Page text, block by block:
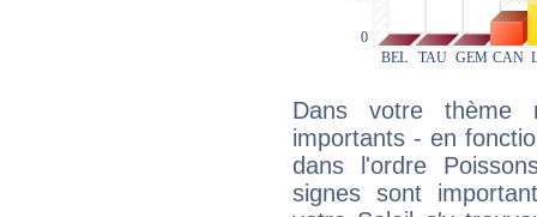
Dans votre thème
importants - en
dans l'ordre
signes sont